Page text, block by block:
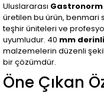
Uluslararası Gastronorm
üretilen bu ürün, benmari
teşhir üniteleri ve
uyumludur. 40 mm
malzemelerin düzenli
bir çözümdür.
Öne Çıkan